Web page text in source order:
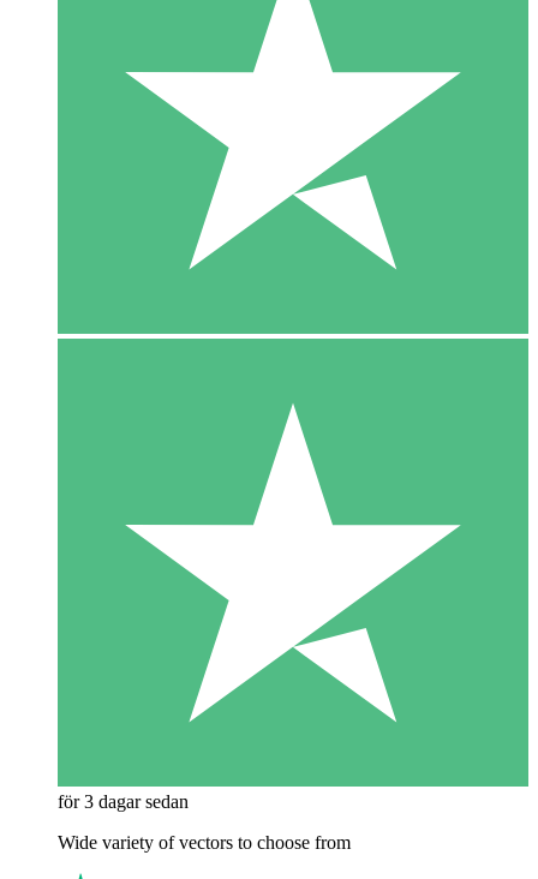
för 3 dagar sedan
Wide variety of vectors to choose from